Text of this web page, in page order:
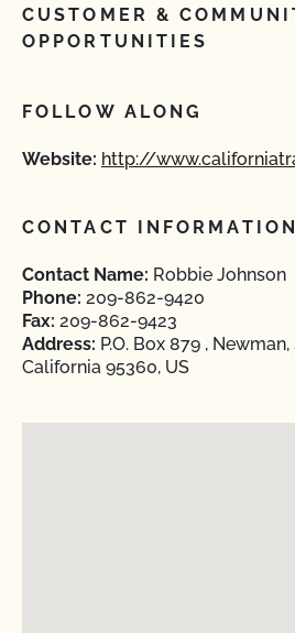
CUSTOMER &
OPPORTUNITIES
FOLLOW ALONG
Website: http://
CONTACT INFORMATION
Contact Name: Robbie Johnson
Phone: 209-862-9420
Fax: 209-862-9423
Address: P.O. Box 879 ,
California 95360, US